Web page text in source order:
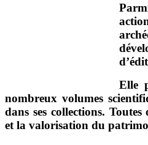
Elle
nombreux volumes
dans ses collections.
et la valorisation du